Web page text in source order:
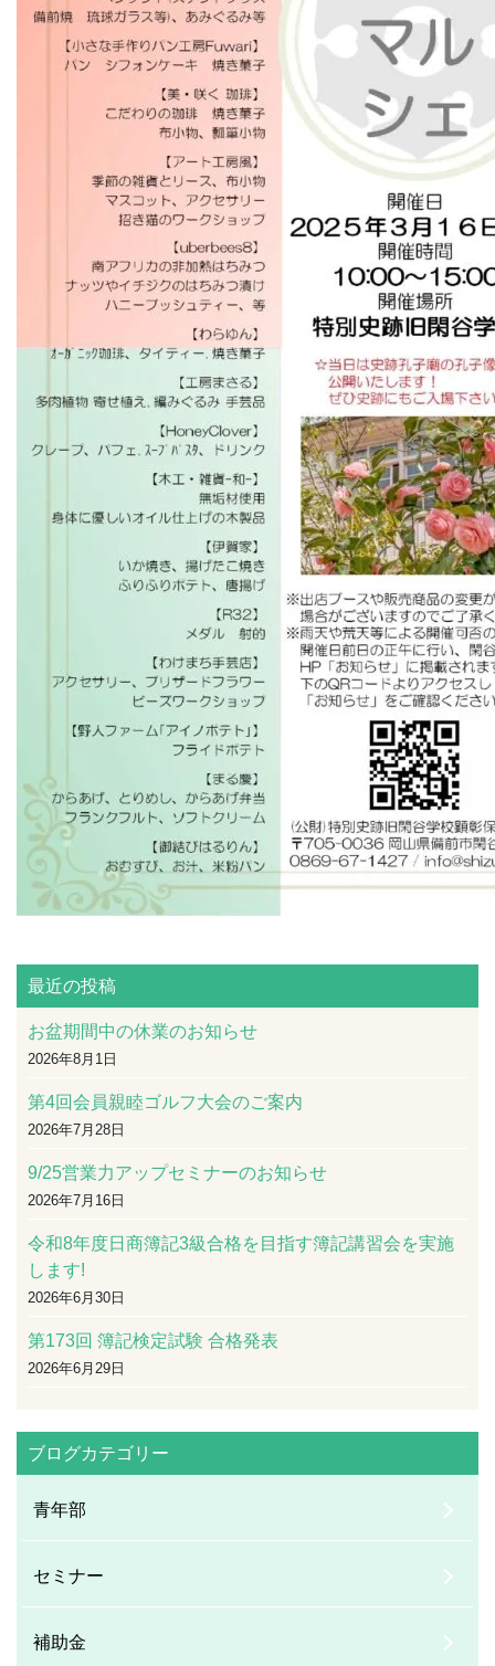
最近の投稿
お盆期間中の休業のお知らせ
2026年8月1日
第4回会員親睦ゴルフ大会のご案内
2026年7月28日
9/25営業力アップセミナーのお知らせ
2026年7月16日
令和8年度日商簿記3級合格を目指す簿記講習会を実施
します!
2026年6月30日
第173回 簿記検定試験 合格発表
2026年6月29日
ブログカテゴリー
青年部
セミナー
補助金